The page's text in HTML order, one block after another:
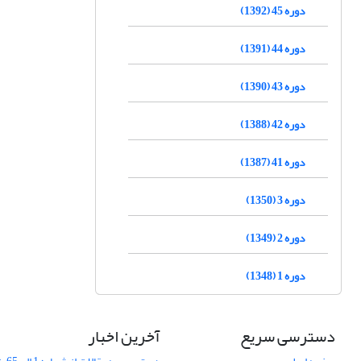
دوره 45 (1392)
دوره 44 (1391)
دوره 43 (1390)
دوره 42 (1388)
دوره 41 (1387)
دوره 3 (1350)
دوره 2 (1349)
دوره 1 (1348)
دسترسی سریع آخرین اخبار